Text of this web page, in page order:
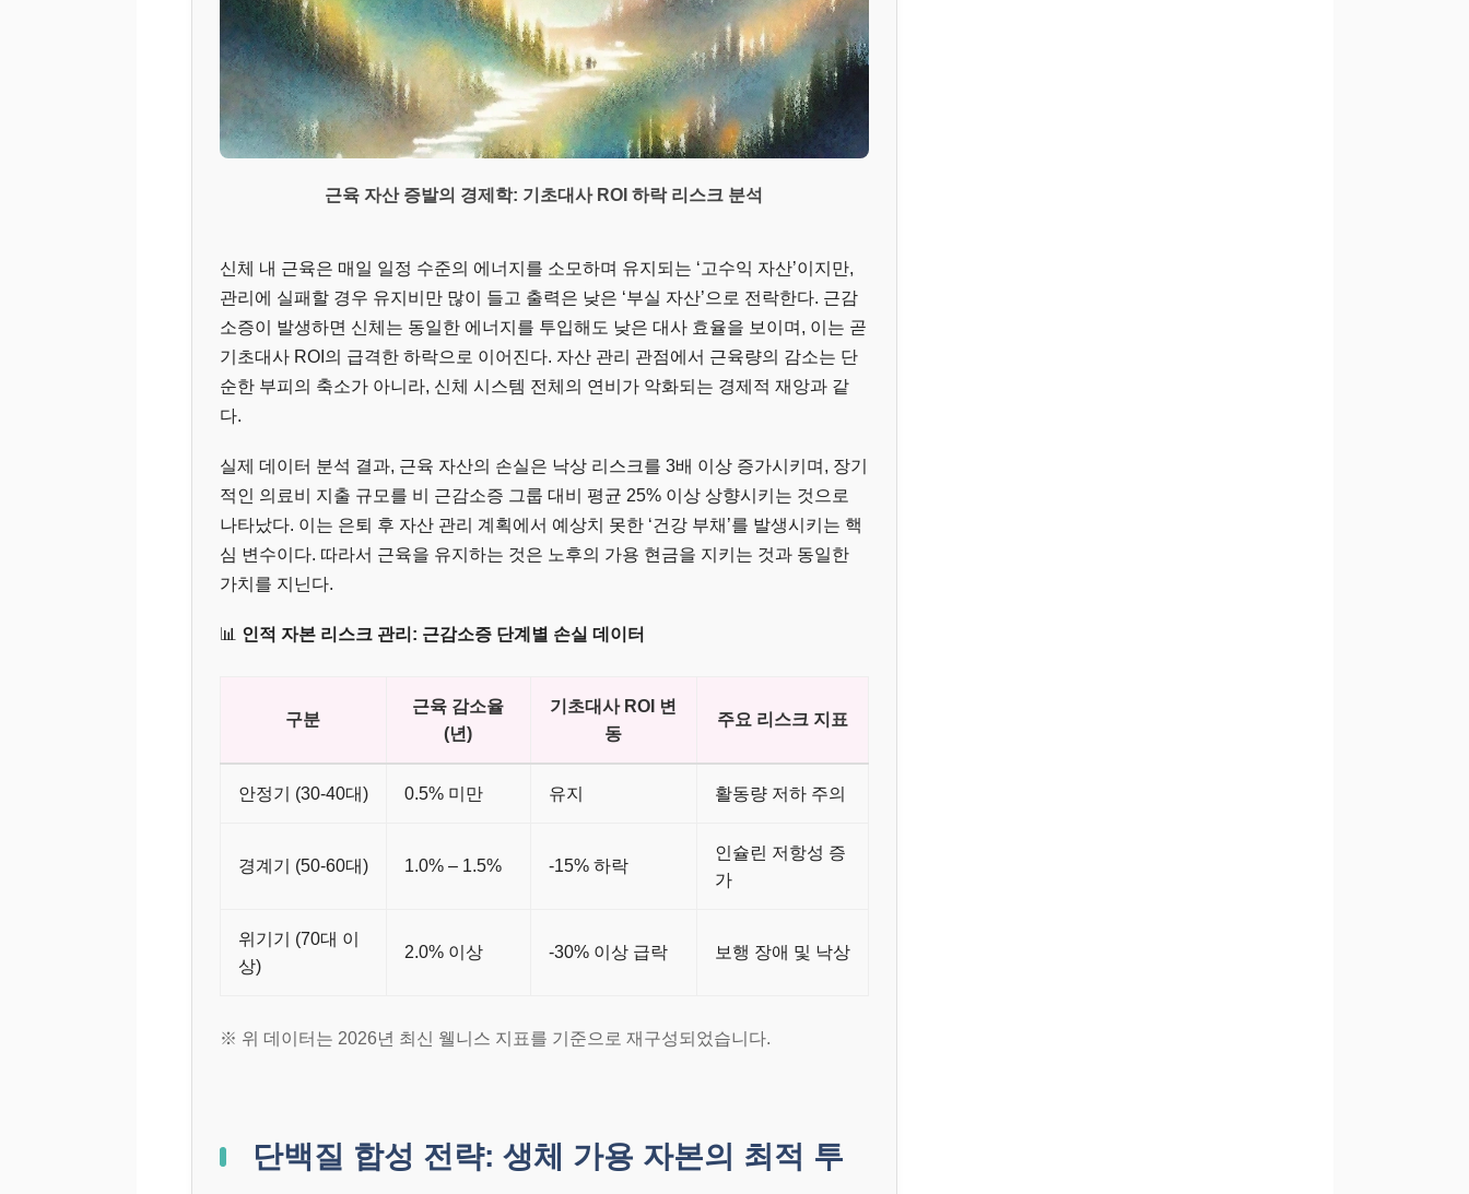
근육 자산 증발의 경제학: 기초대사 ROI 하락 리스크 분석
신체 내 근육은 매일 일정 수준의 에너지를 소모하며 유지되는 ‘고수익 자산’이지만,
관리에 실패할 경우 유지비만 많이 들고 출력은 낮은 ‘부실 자산’으로 전락한다. 근감
소증이 발생하면 신체는 동일한 에너지를 투입해도 낮은 대사 효율을 보이며, 이는 곧
기초대사 ROI의 급격한 하락으로 이어진다. 자산 관리 관점에서 근육량의 감소는 단
순한 부피의 축소가 아니라, 신체 시스템 전체의 연비가 악화되는 경제적 재앙과 같
다.
실제 데이터 분석 결과, 근육 자산의 손실은 낙상 리스크를 3배 이상 증가시키며, 장기
적인 의료비 지출 규모를 비 근감소증 그룹 대비 평균 25% 이상 상향시키는 것으로
나타났다. 이는 은퇴 후 자산 관리 계획에서 예상치 못한 ‘건강 부채’를 발생시키는 핵
심 변수이다. 따라서 근육을 유지하는 것은 노후의 가용 현금을 지키는 것과 동일한
가치를 지닌다.
📊 인적 자본 리스크 관리: 근감소증 단계별 손실 데이터
구분
근육 감소율
(년)
기초대사 ROI 변
동
주요 리스크 지표
안정기 (30-40대) 0.5% 미만 유지 활동량 저하 주의
경계기 (50-60대) 1.0% – 1.5% -15% 하락
인슐린 저항성 증
가
위기기 (70대 이
상)
2.0% 이상 -30% 이상 급락 보행 장애 및 낙상
※ 위 데이터는 2026년 최신 웰니스 지표를 기준으로 재구성되었습니다.
단백질 합성 전략: 생체 가용 자본의 최적 투